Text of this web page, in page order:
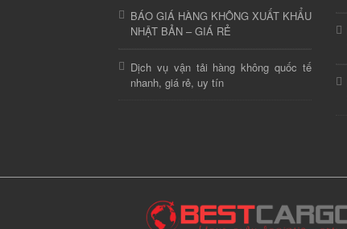
BÁO GIÁ HÀNG KHÔNG XUẤT KHẨU
NHẬT BẢN – GIÁ RẺ
Dịch vụ vận tải hàng không quốc tế
nhanh, giá rẻ, uy tín